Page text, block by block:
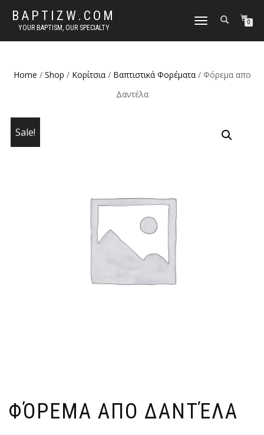
BAPTIZW.COM
YOUR BAPTISM, OUR SPECIALTY
TOGGLE
0
Home / Shop / Κορίτσια/ Βαπτιστικά Φορέματα/ Φόρεμα απο
Δαντέλα
Sale!
ΦΌΡΕΜΑ ΑΠΟ ΔΑΝΤΈΛΑ